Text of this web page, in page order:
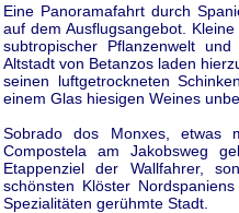
Eine Panoramafahrt durch
auf dem Ausflugsangebot.
subtropischer Pflanzenwelt
Altstadt von Betanzos laden
seinen luftgetrockneten
einem Glas hiesigen Weines
Sobrado dos Monxes, etwas
Compostela am Jakobsweg
Etappenziel der Wallfahrer,
schönsten Klöster
Spezialitäten gerühmte Stadt.